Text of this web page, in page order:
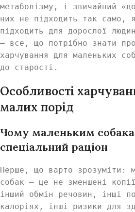
метаболізму, і звичайний
них не підходить так само,
підходить для дорослої
– все, що потрібно знати
харчування для маленьких
до старості.
Особливості
малих порід
Чому маленьким
спеціальний раціон
Перше, що варто зрозуміти:
собак — це не зменшені
інший обмін речовин, інші
калоріях, інші ризики для